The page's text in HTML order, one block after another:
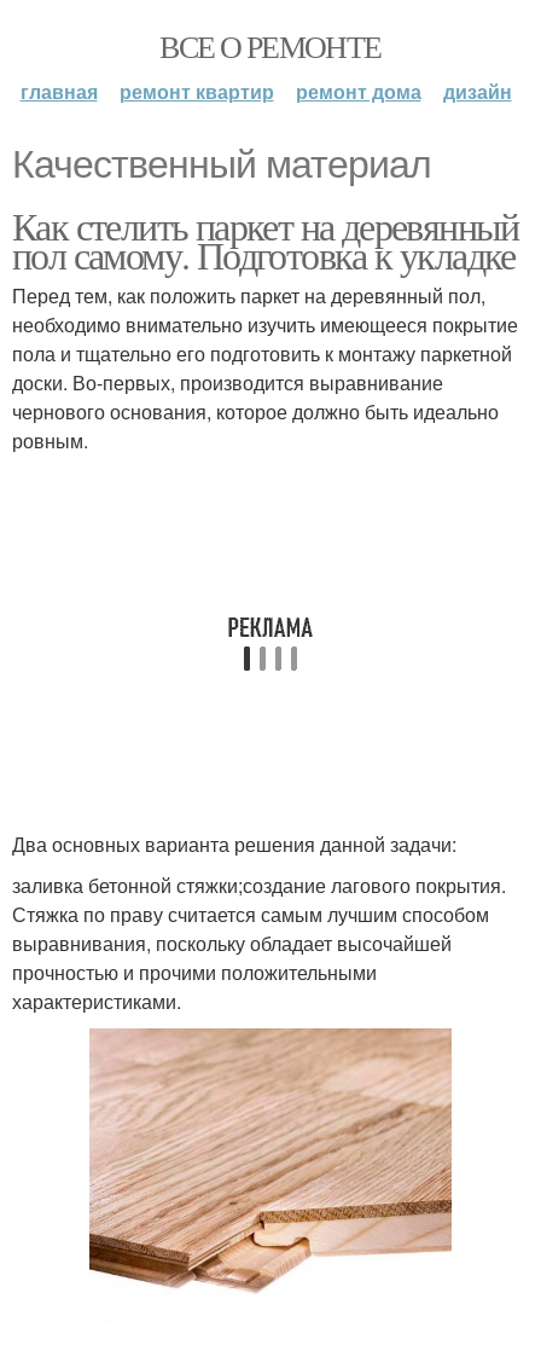
ВСЕ О РЕМОНТЕ
главная ремонт квартир ремонт дома дизайн
Качественный материал
Как стелить паркет на деревянный
пол самому. Подготовка к укладке
Перед тем, как положить паркет на деревянный пол,
необходимо внимательно изучить имеющееся покрытие
пола и тщательно его подготовить к монтажу паркетной
доски. Во-первых, производится выравнивание
чернового основания, которое должно быть идеально
ровным.
Два основных варианта решения данной задачи:
заливка бетонной стяжки;создание лагового покрытия.
Стяжка по праву считается самым лучшим способом
выравнивания, поскольку обладает высочайшей
прочностью и прочими положительными
характеристиками.